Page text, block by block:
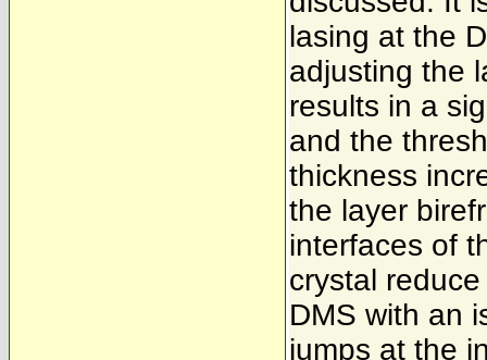
lasing at the
adjusting the
results in a
and the
thickness
the layer
interfaces of
crystal
DMS with an
jumps at the